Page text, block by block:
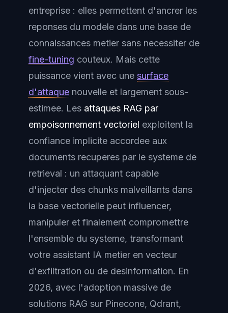
entreprise : elles permettent d'ancrer les
reponses du modele dans une base de
connaissances metier sans necessiter de
fine-tuning couteux. Mais cette
puissance vient avec une surface
d'attaque nouvelle et largement sous-
estimee. Les attaques RAG par
empoisonnement vectoriel exploitent la
confiance implicite accordee aux
documents recuperes par le systeme de
retrieval : un attaquant capable
d'injecter des chunks malveillants dans
la base vectorielle peut influencer,
manipuler et finalement compromettre
l'ensemble du systeme, transformant
votre assistant IA metier en vecteur
d'exfiltration ou de desinformation. En
2026, avec l'adoption massive de
solutions RAG sur Pinecone, Qdrant,